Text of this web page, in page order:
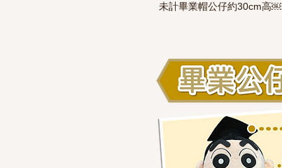
未計畢業帽公仔約30cm高￼